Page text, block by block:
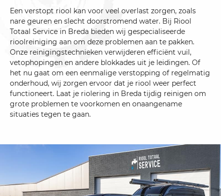
Een verstopt riool kan voor veel overlast zorgen, zoals
nare geuren en slecht doorstromend water. Bij Riool
Totaal Service in Breda bieden wij gespecialiseerde
rioolreiniging aan om deze problemen aan te pakken.
Onze reinigingstechnieken verwijderen efficiënt vuil,
vetophopingen en andere blokkades uit je leidingen. Of
het nu gaat om een eenmalige verstopping of regelmatig
onderhoud, wij zorgen ervoor dat je riool weer perfect
functioneert. Laat je riolering in Breda tijdig reinigen om
grote problemen te voorkomen en onaangename
situaties tegen te gaan.